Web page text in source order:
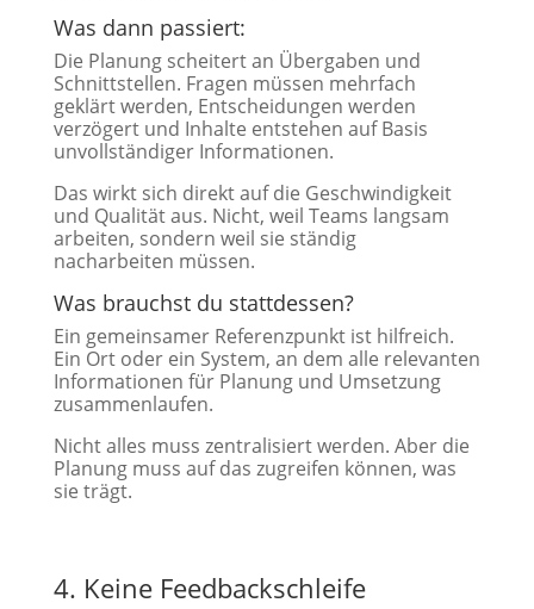
Was dann passiert:
Die Planung scheitert an Übergaben und
Schnittstellen. Fragen müssen mehrfach
geklärt werden, Entscheidungen werden
verzögert und Inhalte entstehen auf Basis
unvollständiger Informationen.
Das wirkt sich direkt auf die Geschwindigkeit
und Qualität aus. Nicht, weil Teams langsam
arbeiten, sondern weil sie ständig
nacharbeiten müssen.
Was brauchst du stattdessen?
Ein gemeinsamer Referenzpunkt ist hilfreich.
Ein Ort oder ein System, an dem alle relevanten
Informationen für Planung und Umsetzung
zusammenlaufen.
Nicht alles muss zentralisiert werden. Aber die
Planung muss auf das zugreifen können, was
sie trägt.
4. Keine Feedbackschleife